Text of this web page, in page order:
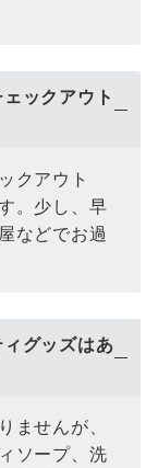
ックアウト
クアウト
。少し、早
などでお過
グッズはあ
ませんが、
ソープ、洗